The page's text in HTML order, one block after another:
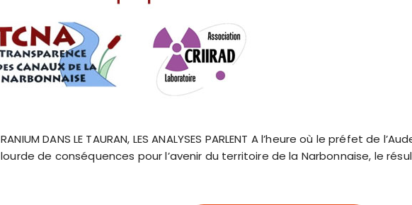
RANIUM DANS LE TAURAN, LES ANALYSES PARLENT A l’heure où le préfet de
lourde de conséquences pour l’avenir du territoire de la Narbonnaise, le